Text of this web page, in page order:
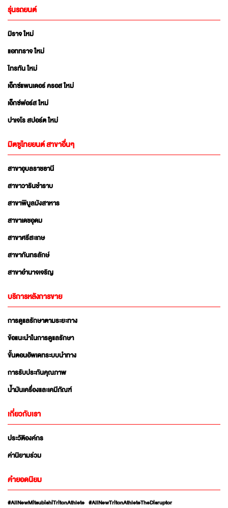
รุ่นรถยนต์
มิราจ ใหม่
แอททราจ ใหม่
ไทรทัน ใหม่
เอ็กซ์แพนเดอร์ ครอส ใหม่
เอ็กซ์ฟอร์ส ใหม่
ปาเจโร สปอร์ต ใหม่
มิตซูไทยยนต์ สาขาอื่นๆ
สาขาอุบลราชธานี
สาขาวารินชำราบ
สาขาพิบูลมังสาหาร
สาขาเดชอุดม
สาขาศรีสะเกษ
สาขากันทรลักษ์
สาขาอำนาจเจริญ
บริการหลังการขาย
การดูแลรักษาตามระยะทาง
ข้อแนะนำในการดูแลรักษา
ขั้นตอนอัพเดทระบบนำทาง
การรับประกันคุณภาพ
น้ำมันเครื่องและเคมีภัณฑ์
เกี่ยวกับเรา
ประวัติองค์กร
ค่านิยามร่วม
คำยอดนิยม
#AllNewMitsubishiTritonAthlete #AllNewTritonAthleteTheDisruptor